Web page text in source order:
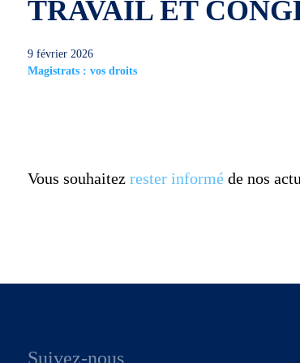
TRAVAIL ET
9 février 2026
Magistrats : vos droits
Vous souhaitez rester informéde nos
Suivez-nous